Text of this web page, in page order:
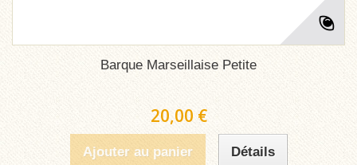
Barque Marseillaise Petite
20,00 €
Ajouter au panier Détails